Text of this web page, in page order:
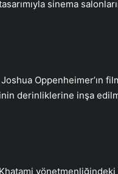
sinema
Oppenheimer’ın
derinliklerine inşa